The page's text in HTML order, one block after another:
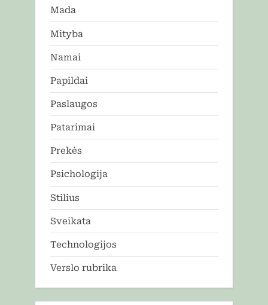
Mada
Mityba
Namai
Papildai
Paslaugos
Patarimai
Prekės
Psichologija
Stilius
Sveikata
Technologijos
Verslo rubrika